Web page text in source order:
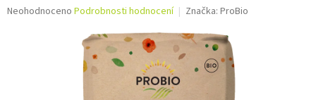
Průměrné
Neohodnoceno Podrobnosti hodnocení Značka: ProBio